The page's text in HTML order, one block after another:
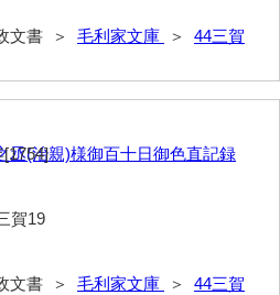
文書 ＞ 毛利家文庫 ＞ 44三賀
丞(治親)様御百十日御色直記録
賀19
文書 ＞ 毛利家文庫 ＞ 44三賀